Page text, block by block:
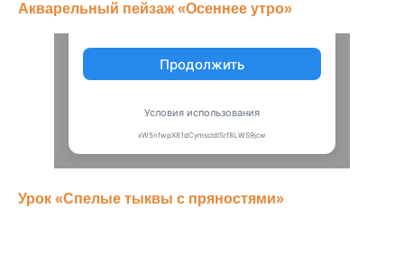
Акварельный пейзаж «Осеннее утро»
Урок «Спелые тыквы с пряностями»